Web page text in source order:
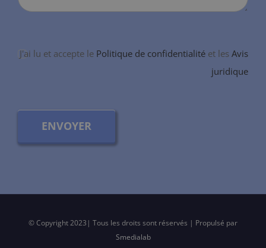
J'ai lu et accepte le Politique de confidentialité et lesAvis
juridique
ENVOYER
© Copyright 2023| Tous les droits sont réservés | Propulsé par
Smedialab